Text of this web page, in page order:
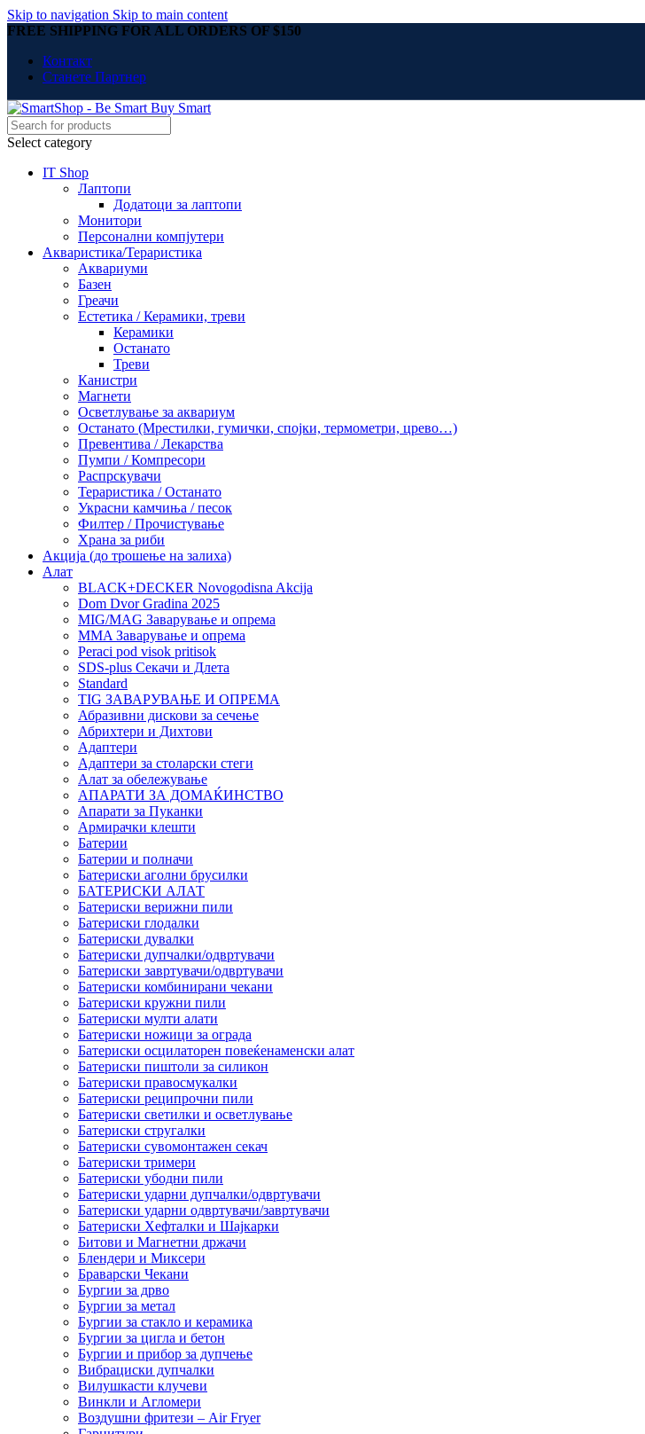
Skip to navigation Skip to main content
FREE SHIPPING FOR ALL ORDERS OF $150
Контакт
Станете Партнер
Select category
IT Shop
Лаптопи
Додатоци за лаптопи
Монитори
Персонални компјутери
Акваристика/Тераристика
Аквариуми
Базен
Греачи
Естетика / Керамики, треви
Керамики
Останато
Треви
Канистри
Магнети
Осветлување за аквариум
Останато (Мрестилки, гумички, спојки, термометри, црево…)
Превентива / Лекарства
Пумпи / Компресори
Распрскувачи
Тераристика / Останато
Украсни камчиња / песок
Филтер / Прочистување
Храна за риби
Акција (до трошење на залиха)
Алат
BLACK+DECKER Novogodisna Akcija
Dom Dvor Gradina 2025
MIG/MAG Заварување и опрема
MMA Заварување и опрема
Peraci pod visok pritisok
SDS-plus Секачи и Длета
Standard
TIG ЗАВАРУВАЊЕ И ОПРЕМА
Абразивни дискови за сечење
Абрихтери и Дихтови
Адаптери
Адаптери за столарски стеги
Алат за обележување
АПАРАТИ ЗА ДОМАЌИНСТВО
Апарати за Пуканки
Армирачки клешти
Батерии
Батерии и полначи
Батериски аголни брусилки
БАТЕРИСКИ АЛАТ
Батериски верижни пили
Батериски глодалки
Батериски дувалки
Батериски дупчалки/одвртувачи
Батериски завртувачи/одвртувачи
Батериски комбинирани чекани
Батериски кружни пили
Батериски мулти алати
Батериски ножици за ограда
Батериски осцилаторен повеќенаменски алат
Батериски пиштоли за силикон
Батериски правосмукалки
Батериски реципрочни пили
Батериски светилки и осветлување
Батериски стругалки
Батериски сувомонтажен секач
Батериски тримери
Батериски убодни пили
Батериски ударни дупчалки/одвртувачи
Батериски ударни одвртувачи/завртувачи
Батериски Хефталки и Шајкарки
Битови и Магнетни држачи
Блендери и Миксери
Браварски Чекани
Бургии за дрво
Бургии за метал
Бургии за стакло и керамика
Бургии за цигла и бетон
Бургии и прибор за дупчење
Вибрациски дупчалки
Вилушкасти клучеви
Винкли и Агломери
Воздушни фритези – Air Fryer